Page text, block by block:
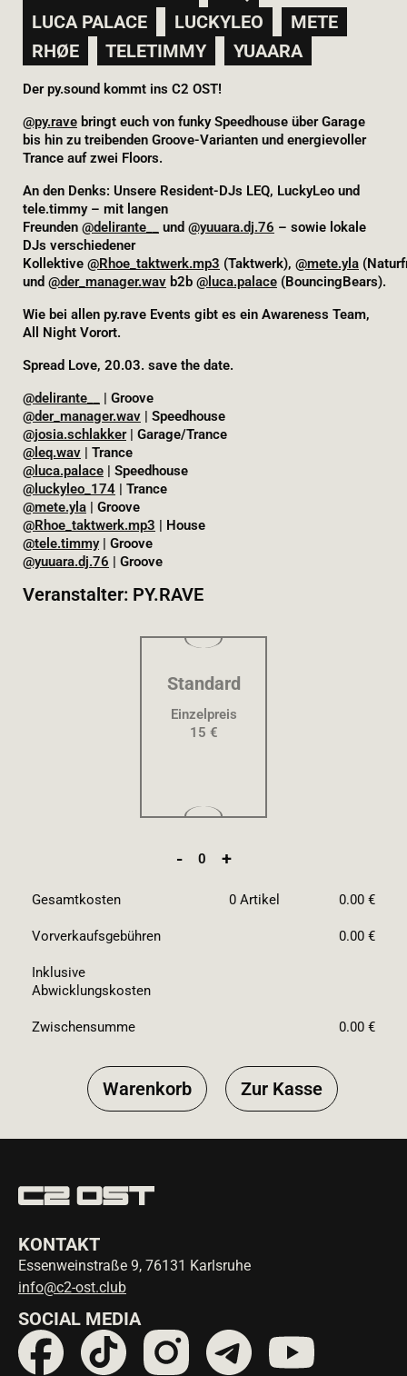
LUCA PALACE
LUCKYLEO
METE
RHØE
TELETIMMY YUAARA
Der py.sound kommt ins C2 OST!
@py.rave bringt euch von funky Speedhouse über Garage
bis hin zu treibenden Groove-Varianten und energievoller
Trance auf zwei Floors.
An den Denks: Unsere Resident-DJs LEQ, LuckyLeo und
tele.timmy – mit langen
Freunden @delirante__ und @yuuara.dj.76 – sowie lokale
DJs verschiedener
Kollektive @Rhoe_taktwerk.mp3 (Taktwerk), @mete.yla
und @der_manager.wav b2b @luca.palace (BouncingBears).
Wie bei allen py.rave Events gibt es ein Awareness Team,
All Night Vorort.
Spread Love, 20.03. save the date.
@delirante__
| Groove
@der_manager.wav | Speedhouse
@josia.schlakker| Garage/Trance
@leq.wav | Trance
@luca.palace | Speedhouse
@luckyleo_174 | Trance
@mete.yla | Groove
@Rhoe_taktwerk.mp3 | House
@tele.timmy| Groove
@yuuara.dj.76 | Groove
Veranstalter: PY.RAVE
Standard
Einzelpreis
15 €
- 0 +
Gesamtkosten 0 Artikel 0.00 €
Vorverkaufsgebühren 0.00 €
Inklusive
Abwicklungskosten
Zwischensumme 0.00 €
Warenkorb Zur Kasse
KONTAKT
Essenweinstraße 9, 76131 Karlsruhe
info@c2-ost.club
SOCIAL MEDIA